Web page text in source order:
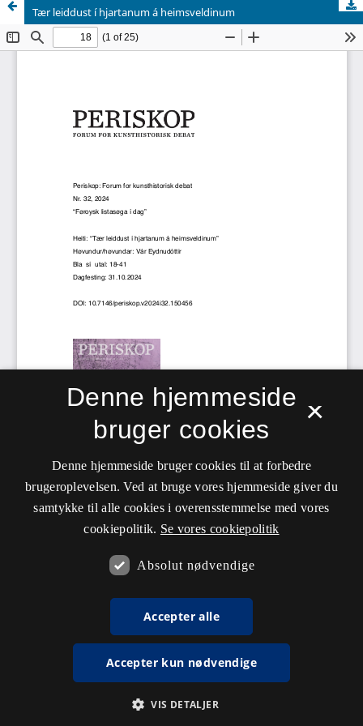
Tær leiddust í hjartanum á heimsveldinum
×
Denne hjemmeside
bruger cookies
Denne hjemmeside bruger cookies til at forbedre
brugeroplevelsen. Ved at bruge vores hjemmeside giver du
samtykke til alle cookies i overensstemmelse med vores
cookiepolitik. Se vores cookiepolitik
Absolut nødvendige
Accepter alle
Accepter kun nødvendige
VIS DETALJER